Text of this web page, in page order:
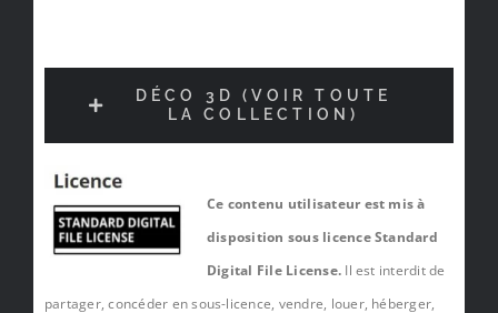
DÉCO 3D (VOIR TOUTE
LA COLLECTION)
Ce contenu utilisateur est mis à
disposition sous licence Standard
Digital File License. Il est interdit de
partager, concéder en sous-licence, vendre, louer, héberger,